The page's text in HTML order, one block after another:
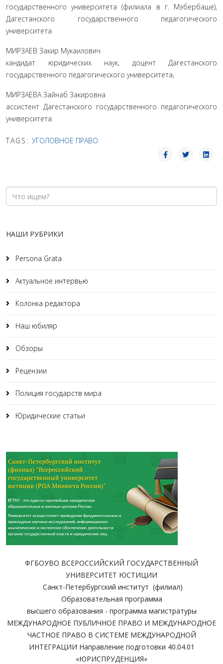
государственного университета (филиала в г. Мэбербаше),
Дагестанского государственного педагогического
университета
МИРЗАЕВ Закир Мукаилович
кандидат юридических наук, доцент Дагестанского
государственного педагогического университета,
МИРЗАЕВА Зайнаб Закировна
ассистент Дагестанского государственного педагогического
университета
TAGS: УГОЛОВНОЕ ПРАВО
НАШИ РУБРИКИ
Persona Grata
Актуальное интервью
Колонка редактора
Наш юбиляр
Обзоры
Рецензии
Полиция государств мира
Юридические статьи
ФГБОУВО ВСЕРОССИЙСКИЙ ГОСУДАРСТВЕННЫЙ
УНИВЕРСИТЕТ ЮСТИЦИИ
Санкт-Петербургский институт (филиал)
Образовательная программа
высшего образования - программа магистратуры
МЕЖДУНАРОДНОЕ ПУБЛИЧНОЕ ПРАВО И МЕЖДУНАРОДНОЕ
ЧАСТНОЕ ПРАВО В СИСТЕМЕ МЕЖДУНАРОДНОЙ
ИНТЕГРАЦИИ Направление подготовки 40.04.01
«ЮРИСПРУДЕНЦИЯ»